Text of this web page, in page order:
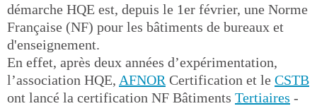
démarche HQE est, depuis le 1er février, une Norme
Française (NF) pour les bâtiments de bureaux et
d'enseignement.
En effet, après deux années d’expérimentation,
l’association HQE, AFNOR Certification et le CSTB
ont lancé la certification NF Bâtiments Tertiaires -